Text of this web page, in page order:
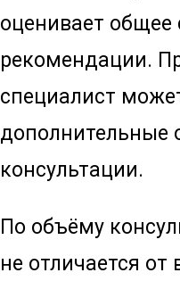
оценивает общее
рекомендации.
специалист
дополнительные
консультации.
По объёму
не отличается от